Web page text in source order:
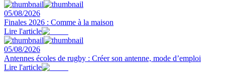
05/08/2026
Finales 2026 : Comme à la maison
Lire l'article
05/08/2026
Antennes écoles de rugby : Créer son antenne, mode d’emploi
Lire l'article